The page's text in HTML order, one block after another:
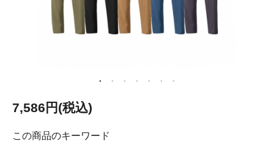
7,586円(税込)
この商品のキーワード